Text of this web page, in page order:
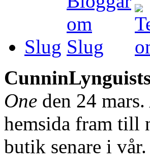
Slug
One den 24
hemsida fram till
butik senare i vår.